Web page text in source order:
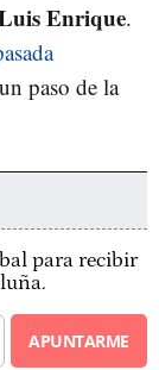
Enrique.
paso de la
para recibir
APUNTARME